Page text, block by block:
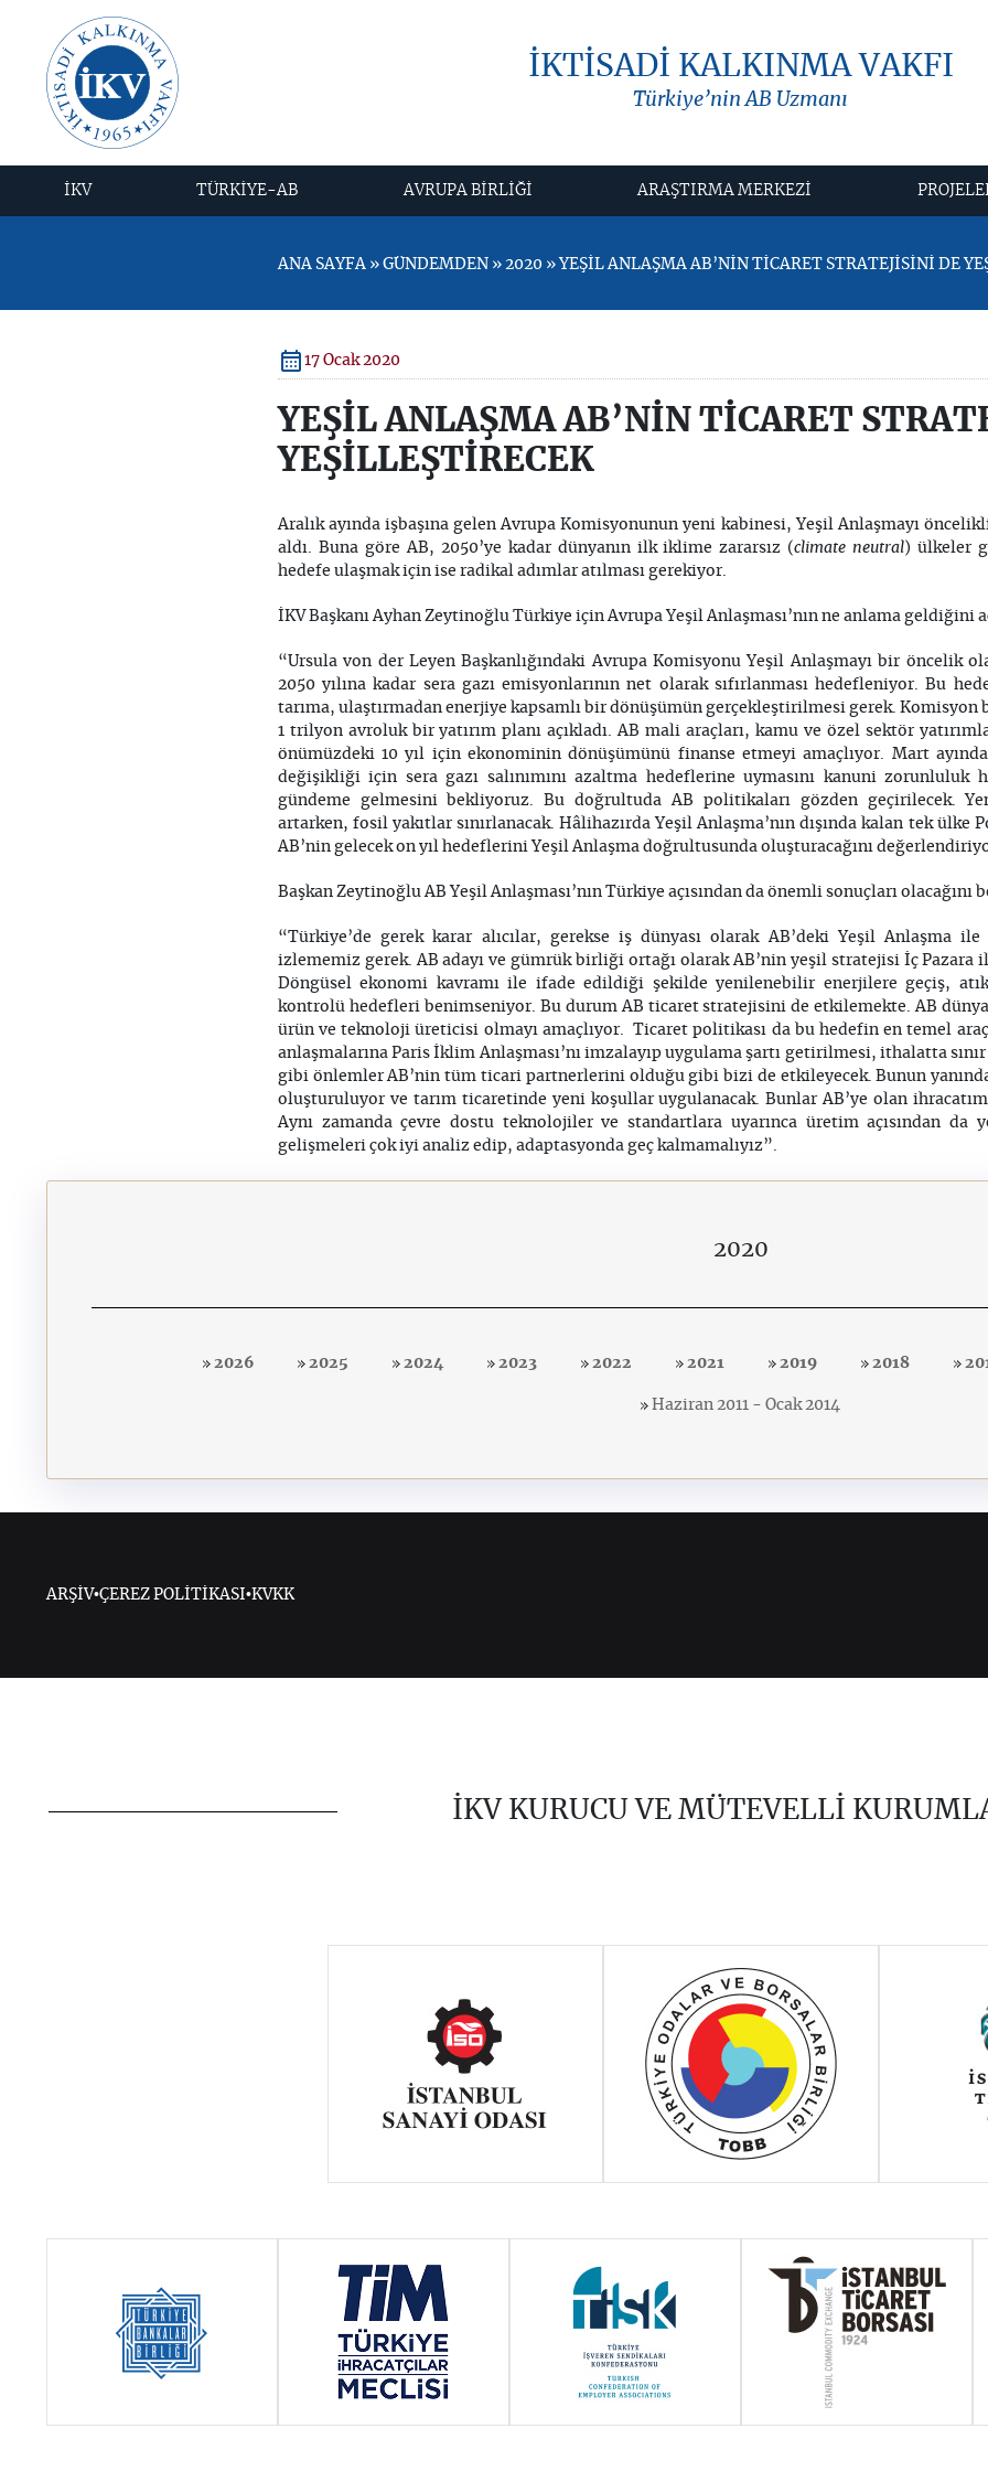
İKTİSADİ KALKINMA VAKFI
Türkiye’nin AB Uzmanı
İKV TÜRKİYE-AB AVRUPA BİRLİĞİ ARAŞTIRMA MERKEZİ
ANA SAYFA » GÜNDEMDEN » 2020 » YEŞİL ANLAŞMA AB’NİN TİCARET STRATEJİSİNİ DE
17 Ocak 2020
YEŞİL ANLAŞMA AB’NİN TİCARET
YEŞİLLEŞTİRECEK
Aralık ayında işbaşına gelen Avrupa Komisyonunun yeni kabinesi, Yeşil Anlaşmayı
aldı. Buna göre AB, 2050’ye kadar dünyanın ilk iklime zararsız (climate neutral) ülkeler
hedefe ulaşmak için ise radikal adımlar atılması gerekiyor.
İKV Başkanı Ayhan Zeytinoğlu Türkiye için Avrupa Yeşil Anlaşması’nın ne anlama geldiğini
“Ursula von der Leyen Başkanlığındaki Avrupa Komisyonu Yeşil Anlaşmayı bir öncelik
2050 yılına kadar sera gazı emisyonlarının net olarak sıfırlanması hedefleniyor. Bu
tarıma, ulaştırmadan enerjiye kapsamlı bir dönüşümün gerçekleştirilmesi gerek.
1 trilyon avroluk bir yatırım planı açıkladı. AB mali araçları, kamu ve özel sektör
önümüzdeki 10 yıl için ekonominin dönüşümünü finanse etmeyi amaçlıyor. Mart
değişikliği için sera gazı salınımını azaltma hedeflerine uymasını kanuni zorunluluk
gündeme gelmesini bekliyoruz. Bu doğrultuda AB politikaları gözden geçirilecek.
artarken, fosil yakıtlar sınırlanacak. Hâlihazırda Yeşil Anlaşma’nın dışında kalan tek ülke
AB’nin gelecek on yıl hedeflerini Yeşil Anlaşma doğrultusunda oluşturacağını
Başkan Zeytinoğlu AB Yeşil Anlaşması’nın Türkiye açısından da önemli sonuçları olacağını
“Türkiye’de gerek karar alıcılar, gerekse iş dünyası olarak AB’deki Yeşil Anlaşma
izlememiz gerek. AB adayı ve gümrük birliği ortağı olarak AB’nin yeşil stratejisi İç
Döngüsel ekonomi kavramı ile ifade edildiği şekilde yenilenebilir enerjilere geçiş,
kontrolü hedefleri benimseniyor. Bu durum AB ticaret stratejisini de etkilemekte. AB
ürün ve teknoloji üreticisi olmayı amaçlıyor. Ticaret politikası da bu hedefin en temel
anlaşmalarına Paris İklim Anlaşması’nı imzalayıp uygulama şartı getirilmesi, ithalatta
gibi önlemler AB’nin tüm ticari partnerlerini olduğu gibi bizi de etkileyecek. Bunun
oluşturuluyor ve tarım ticaretinde yeni koşullar uygulanacak. Bunlar AB’ye olan
Aynı zamanda çevre dostu teknolojiler ve standartlara uyarınca üretim açısından da
gelişmeleri çok iyi analiz edip, adaptasyonda geç kalmamalıyız”.
2020
2026 2025 2024 2023 2022 2021 2019 2018
Haziran 2011 - Ocak 2014
ARŞİV•ÇEREZ POLİTİKASI•KVKK
İKV KURUCU VE MÜTEVELLİ